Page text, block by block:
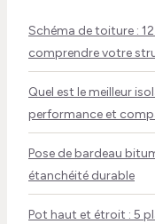
Schéma de toiture :
comprendre votre
Quel est le meilleur
performance et
Pose de bardeau
étanchéité durable
Pot haut et étroit : 5